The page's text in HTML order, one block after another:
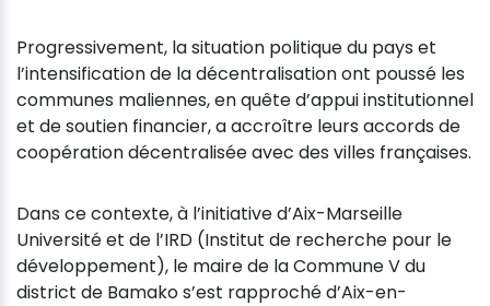
Progressivement, la situation politique du pays et
l’intensification de la décentralisation ont poussé les
communes maliennes, en quête d’appui institutionnel
et de soutien financier, a accroître leurs accords de
coopération décentralisée avec des villes françaises.
Dans ce contexte, à l’initiative d’Aix-Marseille
Université et de l’IRD (Institut de recherche pour le
développement), le maire de la Commune V du
district de Bamako s’est rapproché d’Aix-en-